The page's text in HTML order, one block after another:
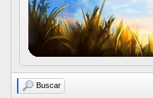
Buscar